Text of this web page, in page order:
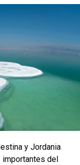
y Jordania
del